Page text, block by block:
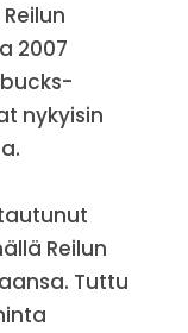
2007
nykyisin
Reilun
Tuttu